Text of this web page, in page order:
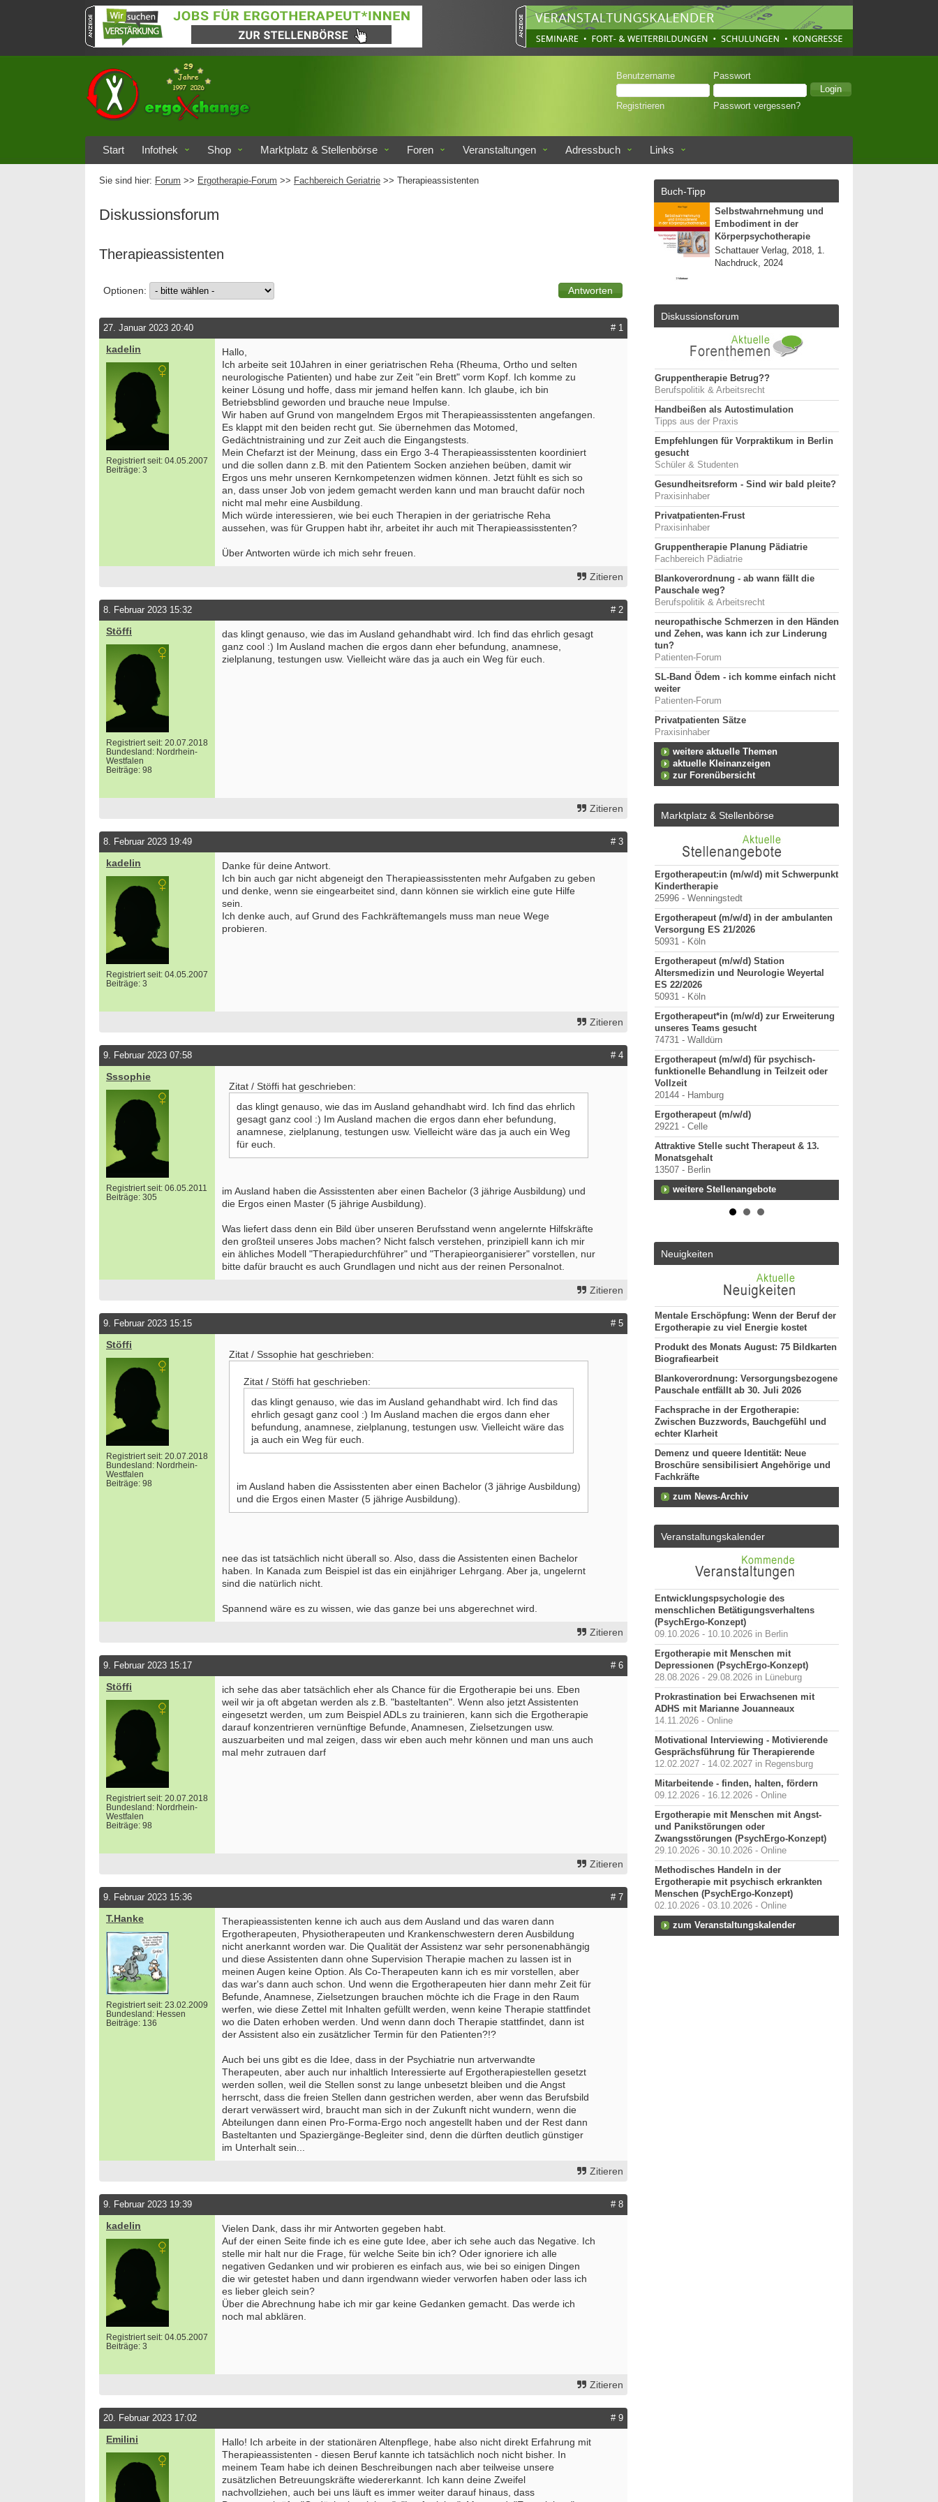
Benutzername Passwort
Registrieren Passwort vergessen?
Start Infothek Shop Marktplatz & Stellenbörse Foren Veranstaltungen Adressbuch Links
Sie sind hier: Forum >> Ergotherapie-Forum >> Fachbereich Geriatrie >> Therapieassistenten
Diskussionsforum
Therapieassistenten
Optionen:
27. Januar 2023 20:40 # 1
kadelin
Registriert seit: 04.05.2007
Beiträge: 3
Hallo,
Ich arbeite seit 10Jahren in einer geriatrischen Reha (Rheuma, Ortho und selten
neurologische Patienten) und habe zur Zeit "ein Brett" vorm Kopf. Ich komme zu
keiner Lösung und hoffe, dass mir jemand helfen kann. Ich glaube, ich bin
Betriebsblind geworden und brauche neue Impulse.
Wir haben auf Grund von mangelndem Ergos mit Therapieassisstenten angefangen.
Es klappt mit den beiden recht gut. Sie übernehmen das Motomed,
Gedächtnistraining und zur Zeit auch die Eingangstests.
Mein Chefarzt ist der Meinung, dass ein Ergo 3-4 Therapieassisstenten koordiniert
und die sollen dann z.B. mit den Patientem Socken anziehen beüben, damit wir
Ergos uns mehr unseren Kernkompetenzen widmen können. Jetzt fühlt es sich so
an, dass unser Job von jedem gemacht werden kann und man braucht dafür noch
nicht mal mehr eine Ausbildung.
Mich würde interessieren, wie bei euch Therapien in der geriatrische Reha
aussehen, was für Gruppen habt ihr, arbeitet ihr auch mit Therapieassisstenten?
Über Antworten würde ich mich sehr freuen.
Zitieren
8. Februar 2023 15:32 # 2
Stöffi
Registriert seit: 20.07.2018
Bundesland: Nordrhein-
Westfalen
Beiträge: 98
das klingt genauso, wie das im Ausland gehandhabt wird. Ich find das ehrlich gesagt
ganz cool :) Im Ausland machen die ergos dann eher befundung, anamnese,
zielplanung, testungen usw. Vielleicht wäre das ja auch ein Weg für euch.
Zitieren
8. Februar 2023 19:49 # 3
kadelin
Registriert seit: 04.05.2007
Beiträge: 3
Danke für deine Antwort.
Ich bin auch gar nicht abgeneigt den Therapieassisstenten mehr Aufgaben zu geben
und denke, wenn sie eingearbeitet sind, dann können sie wirklich eine gute Hilfe
sein.
Ich denke auch, auf Grund des Fachkräftemangels muss man neue Wege
probieren.
Zitieren
9. Februar 2023 07:58 # 4
Sssophie
Registriert seit: 06.05.2011
Beiträge: 305
Zitat / Stöffi hat geschrieben:
das klingt genauso, wie das im Ausland gehandhabt wird. Ich find das ehrlich
gesagt ganz cool :) Im Ausland machen die ergos dann eher befundung,
anamnese, zielplanung, testungen usw. Vielleicht wäre das ja auch ein Weg
für euch.
im Ausland haben die Assisstenten aber einen Bachelor (3 jährige Ausbildung) und
die Ergos einen Master (5 jährige Ausbildung).
Was liefert dass denn ein Bild über unseren Berufsstand wenn angelernte Hilfskräfte
den großteil unseres Jobs machen? Nicht falsch verstehen, prinzipiell kann ich mir
ein ähliches Modell "Therapiedurchführer" und "Therapieorganisierer" vorstellen, nur
bitte dafür braucht es auch Grundlagen und nicht aus der reinen Personalnot.
Zitieren
9. Februar 2023 15:15 # 5
Stöffi
Registriert seit: 20.07.2018
Bundesland: Nordrhein-
Westfalen
Beiträge: 98
Zitat / Sssophie hat geschrieben:
Zitat / Stöffi hat geschrieben:
das klingt genauso, wie das im Ausland gehandhabt wird. Ich find das
ehrlich gesagt ganz cool :) Im Ausland machen die ergos dann eher
befundung, anamnese, zielplanung, testungen usw. Vielleicht wäre das
ja auch ein Weg für euch.
im Ausland haben die Assisstenten aber einen Bachelor (3 jährige Ausbildung)
und die Ergos einen Master (5 jährige Ausbildung).
nee das ist tatsächlich nicht überall so. Also, dass die Assistenten einen Bachelor
haben. In Kanada zum Beispiel ist das ein einjähriger Lehrgang. Aber ja, ungelernt
sind die natürlich nicht.
Spannend wäre es zu wissen, wie das ganze bei uns abgerechnet wird.
Zitieren
9. Februar 2023 15:17 # 6
Stöffi
Registriert seit: 20.07.2018
Bundesland: Nordrhein-
Westfalen
Beiträge: 98
ich sehe das aber tatsächlich eher als Chance für die Ergotherapie bei uns. Eben
weil wir ja oft abgetan werden als z.B. "basteltanten". Wenn also jetzt Assistenten
eingesetzt werden, um zum Beispiel ADLs zu trainieren, kann sich die Ergotherapie
darauf konzentrieren vernünftige Befunde, Anamnesen, Zielsetzungen usw.
auszuarbeiten und mal zeigen, dass wir eben auch mehr können und man uns auch
mal mehr zutrauen darf
Zitieren
9. Februar 2023 15:36 # 7
T.Hanke
Registriert seit: 23.02.2009
Bundesland: Hessen
Beiträge: 136
Therapieassistenten kenne ich auch aus dem Ausland und das waren dann
Ergotherapeuten, Physiotherapeuten und Krankenschwestern deren Ausbildung
nicht anerkannt worden war. Die Qualität der Assistenz war sehr personenabhängig
und diese Assistenten dann ohne Supervision Therapie machen zu lassen ist in
meinen Augen keine Option. Als Co-Therapeuten kann ich es mir vorstellen, aber
das war's dann auch schon. Und wenn die Ergotherapeuten hier dann mehr Zeit für
Befunde, Anamnese, Zielsetzungen brauchen möchte ich die Frage in den Raum
werfen, wie diese Zettel mit Inhalten gefüllt werden, wenn keine Therapie stattfindet
wo die Daten erhoben werden. Und wenn dann doch Therapie stattfindet, dann ist
der Assistent also ein zusätzlicher Termin für den Patienten?!?
Auch bei uns gibt es die Idee, dass in der Psychiatrie nun artverwandte
Therapeuten, aber auch nur inhaltlich Interessierte auf Ergotherapiestellen gesetzt
werden sollen, weil die Stellen sonst zu lange unbesetzt bleiben und die Angst
herrscht, dass die freien Stellen dann gestrichen werden, aber wenn das Berufsbild
derart verwässert wird, braucht man sich in der Zukunft nicht wundern, wenn die
Abteilungen dann einen Pro-Forma-Ergo noch angestellt haben und der Rest dann
Basteltanten und Spaziergänge-Begleiter sind, denn die dürften deutlich günstiger
im Unterhalt sein...
Zitieren
9. Februar 2023 19:39 # 8
kadelin
Registriert seit: 04.05.2007
Beiträge: 3
Vielen Dank, dass ihr mir Antworten gegeben habt.
Auf der einen Seite finde ich es eine gute Idee, aber ich sehe auch das Negative. Ich
stelle mir halt nur die Frage, für welche Seite bin ich? Oder ignoriere ich alle
negativen Gedanken und wir probieren es einfach aus, wie bei so einigen Dingen
die wir getestet haben und dann irgendwann wieder verworfen haben oder lass ich
es lieber gleich sein?
Über die Abrechnung habe ich mir gar keine Gedanken gemacht. Das werde ich
noch mal abklären.
Zitieren
20. Februar 2023 17:02 # 9
Emilini
Hallo! Ich arbeite in der stationären Altenpflege, habe also nicht direkt Erfahrung mit
Therapieassistenten - diesen Beruf kannte ich tatsächlich noch nicht bisher. In
meinem Team habe ich deinen Beschreibungen nach aber teilweise unsere
zusätzlichen Betreuungskräfte wiedererkannt. Ich kann deine Zweifel
nachvollziehen, auch bei uns läuft es immer weiter darauf hinaus, dass
Buch-Tipp
Selbstwahrnehmung und
Embodiment in der
Körperpsychotherapie
Schattauer Verlag, 2018, 1.
Nachdruck, 2024
Diskussionsforum
Gruppentherapie Betrug??
Berufspolitik & Arbeitsrecht
Handbeißen als Autostimulation
Tipps aus der Praxis
Empfehlungen für Vorpraktikum in Berlin
gesucht
Schüler & Studenten
Gesundheitsreform - Sind wir bald pleite?
Praxisinhaber
Privatpatienten-Frust
Praxisinhaber
Gruppentherapie Planung Pädiatrie
Fachbereich Pädiatrie
Blankoverordnung - ab wann fällt die
Pauschale weg?
Berufspolitik & Arbeitsrecht
neuropathische Schmerzen in den Händen
und Zehen, was kann ich zur Linderung
tun?
Patienten-Forum
SL-Band Ödem - ich komme einfach nicht
weiter
Patienten-Forum
Privatpatienten Sätze
Praxisinhaber
weitere aktuelle Themen
aktuelle Kleinanzeigen
zur Forenübersicht
Marktplatz & Stellenbörse
Bewerbung um einen Praktikumsplatz für
September 2026
weitere Praktikumsgesuche
Ergotherapeut:in (m/w/d) mit Schwerpunkt
Kindertherapie
25996 - Wenningstedt
Ergotherapeut (m/w/d) in der ambulanten
Versorgung ES 21/2026
50931 - Köln
Ergotherapeut (m/w/d) Station
Altersmedizin und Neurologie Weyertal
ES 22/2026
50931 - Köln
Ergotherapeut*in (m/w/d) zur Erweiterung
unseres Teams gesucht
74731 - Walldürn
Ergotherapeut (m/w/d) für psychisch-
funktionelle Behandlung in Teilzeit oder
Vollzeit
20144 - Hamburg
Ergotherapeut (m/w/d)
29221 - Celle
Attraktive Stelle sucht Therapeut & 13.
Monatsgehalt
13507 - Berlin
weitere Stellenangebote
Neuigkeiten
Mentale Erschöpfung: Wenn der Beruf der
Ergotherapie zu viel Energie kostet
Produkt des Monats August: 75 Bildkarten
Biografiearbeit
Blankoverordnung: Versorgungsbezogene
Pauschale entfällt ab 30. Juli 2026
Fachsprache in der Ergotherapie:
Zwischen Buzzwords, Bauchgefühl und
echter Klarheit
Demenz und queere Identität: Neue
Broschüre sensibilisiert Angehörige und
Fachkräfte
zum News-Archiv
Veranstaltungskalender
Entwicklungspsychologie des
menschlichen Betätigungsverhaltens
(PsychErgo-Konzept)
09.10.2026 - 10.10.2026 in Berlin
Ergotherapie mit Menschen mit
Depressionen (PsychErgo-Konzept)
28.08.2026 - 29.08.2026 in Lüneburg
Prokrastination bei Erwachsenen mit
ADHS mit Marianne Jouanneaux
14.11.2026 - Online
Motivational Interviewing - Motivierende
Gesprächsführung für Therapierende
12.02.2027 - 14.02.2027 in Regensburg
Mitarbeitende - finden, halten, fördern
09.12.2026 - 16.12.2026 - Online
Ergotherapie mit Menschen mit Angst-
und Panikstörungen oder
Zwangsstörungen (PsychErgo-Konzept)
29.10.2026 - 30.10.2026 - Online
Methodisches Handeln in der
Ergotherapie mit psychisch erkrankten
Menschen (PsychErgo-Konzept)
02.10.2026 - 03.10.2026 - Online
zum Veranstaltungskalender